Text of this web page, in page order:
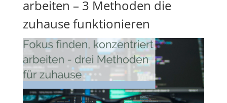
arbeiten – 3 Methoden die
zuhause funktionieren